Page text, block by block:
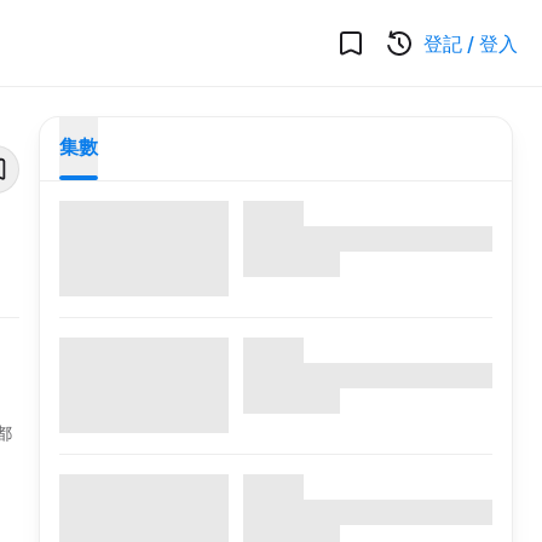
登記 / 登入
集數